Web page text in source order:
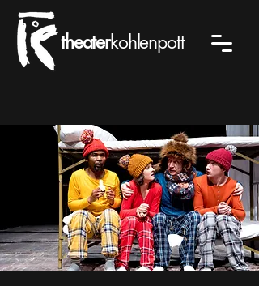
theaterkohlenpott